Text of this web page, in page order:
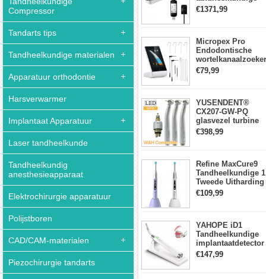
Compressor
Tandarts tips
Tandheelkundige materialen
Apparatuur orthodontie
Harsverwarmer
Implantaat Apparatuur
Laser tandheelkunde
Tandheelkundig
anesthesieapparaat
Elektrochirurgie apparatuur
Polijstboren
CAD/CAM-materialen
Piezochirurgie tandarts
apparatuur met
hoge frequentie +
€1371,99
Micropex Pro
Endodontische
wortelkanaalzoeker
Apex Locator voor
€79,99
YUSENDENT®
CX207-GW-PQ
glasvezel turbine
handstuk W&H
compatibel
€398,99
Refine MaxCure9
Tandheelkundige 1
Tweede Uitharding
LED-
uithardingslamp
€109,99
YAHOPE iD1
Tandheelkundige
implantaatdetector
implantaatlocator
slimme
€147,99